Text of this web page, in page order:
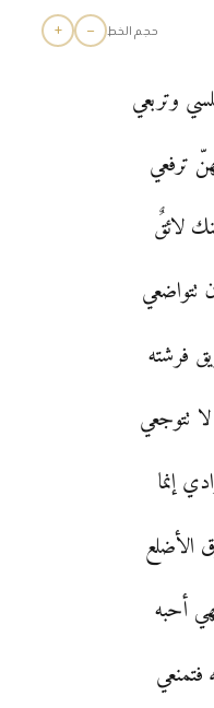
حجم الخط −
+
وتربعي
ترفعي
لائقٌ
تتواضعي
فرشته
تتوجعي
إنما
الأضلع
أحبه